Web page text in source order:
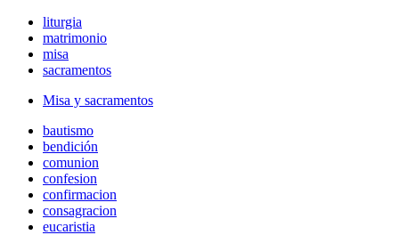
liturgia
matrimonio
misa
sacramentos
Misa y sacramentos
bautismo
bendición
comunion
confesion
confirmacion
consagracion
eucaristia